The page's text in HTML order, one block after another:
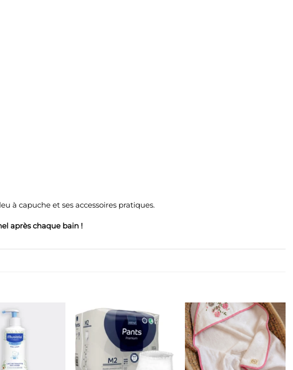
à capuche et ses accessoires pratiques.
après chaque bain !